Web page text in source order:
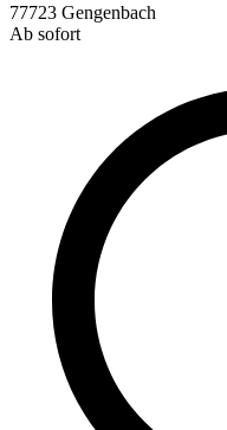
77723 Gengenbach
Ab sofort